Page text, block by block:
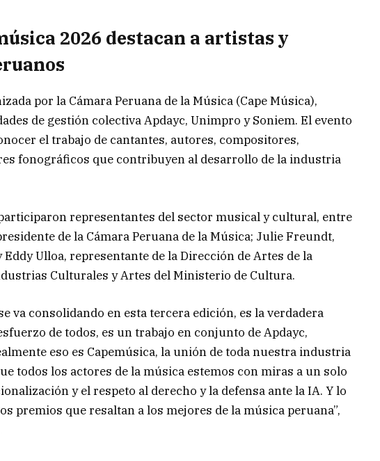
2026 destacan a artistas y
por la Cámara Peruana de la Música (Cape Música),
de gestión colectiva Apdayc, Unimpro y Soniem. El evento
el trabajo de cantantes, autores, compositores,
fonográficos que contribuyen al desarrollo de la industria
representantes del sector musical y cultural, entre
de la Cámara Peruana de la Música; Julie Freundt,
Ulloa, representante de la Dirección de Artes de la
Culturales y Artes del Ministerio de Cultura.
va consolidando en esta tercera edición, es la verdadera
de todos, es un trabajo en conjunto de Apdayc,
eso es Capemúsica, la unión de toda nuestra industria
todos los actores de la música estemos con miras a un solo
y el respeto al derecho y la defensa ante la IA. Y lo
premios que resaltan a los mejores de la música peruana”,